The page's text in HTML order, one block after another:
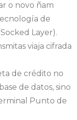
o novo ñam
de
Layer).
viaja cifrada
de crédito no
de datos, sino
Punto de